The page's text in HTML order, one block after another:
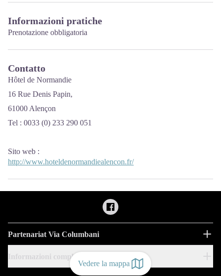
Vedere la mappa
Informazioni pratiche
Prenotazione obbligatoria
Contatto
Hôtel de Normandie
16 Rue Denis Papin,
61000 Alençon
Tel : 0033 (0) 233 290 051
Sito web :
http://www.hoteldenormandiealencon.fr/
Partenariat Via Columbani
Informazioni complementari